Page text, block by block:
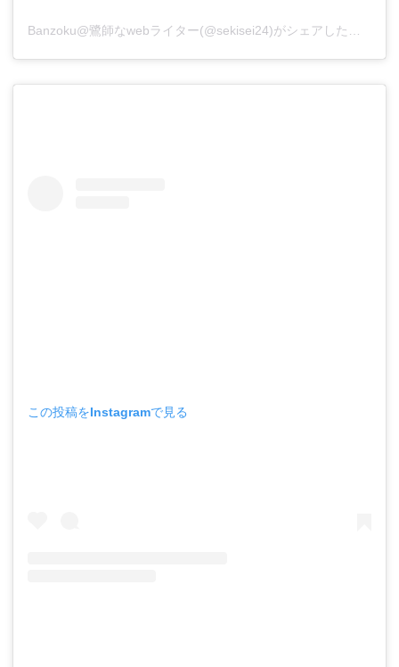
Banzoku@鷺師なwebライター(@sekisei24)がシェアした投稿
この投稿をInstagramで見る